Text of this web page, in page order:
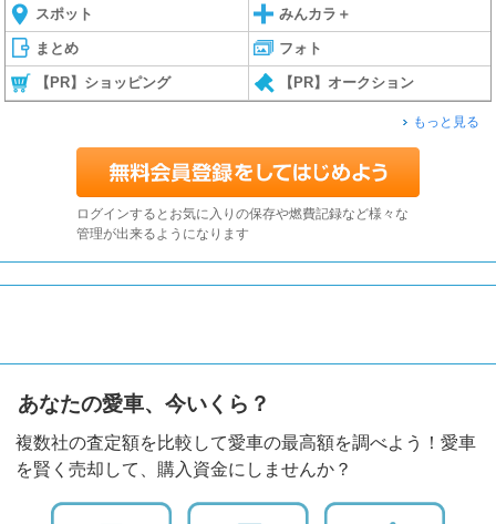
スポット みんカラ＋
まとめ フォト
【PR】ショッピング 【PR】オークション
もっと見る
ログインするとお気に入りの保存や燃費記録など様々な
管理が出来るようになります
あなたの愛車、今いくら？
複数社の査定額を比較して愛車の最高額を調べよう！愛車
を賢く売却して、購入資金にしませんか？